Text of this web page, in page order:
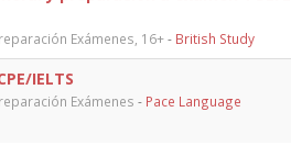
Exámenes, 16+- British Study
IELTS
Exámenes - Pace Language